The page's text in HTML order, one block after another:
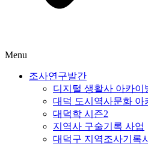
Menu
조사연구발간
디지털 생활사 아카이
대덕 도시역사문화 아
대덕학 시즌2
지역사 구술기록 사업
대덕구 지역조사기록